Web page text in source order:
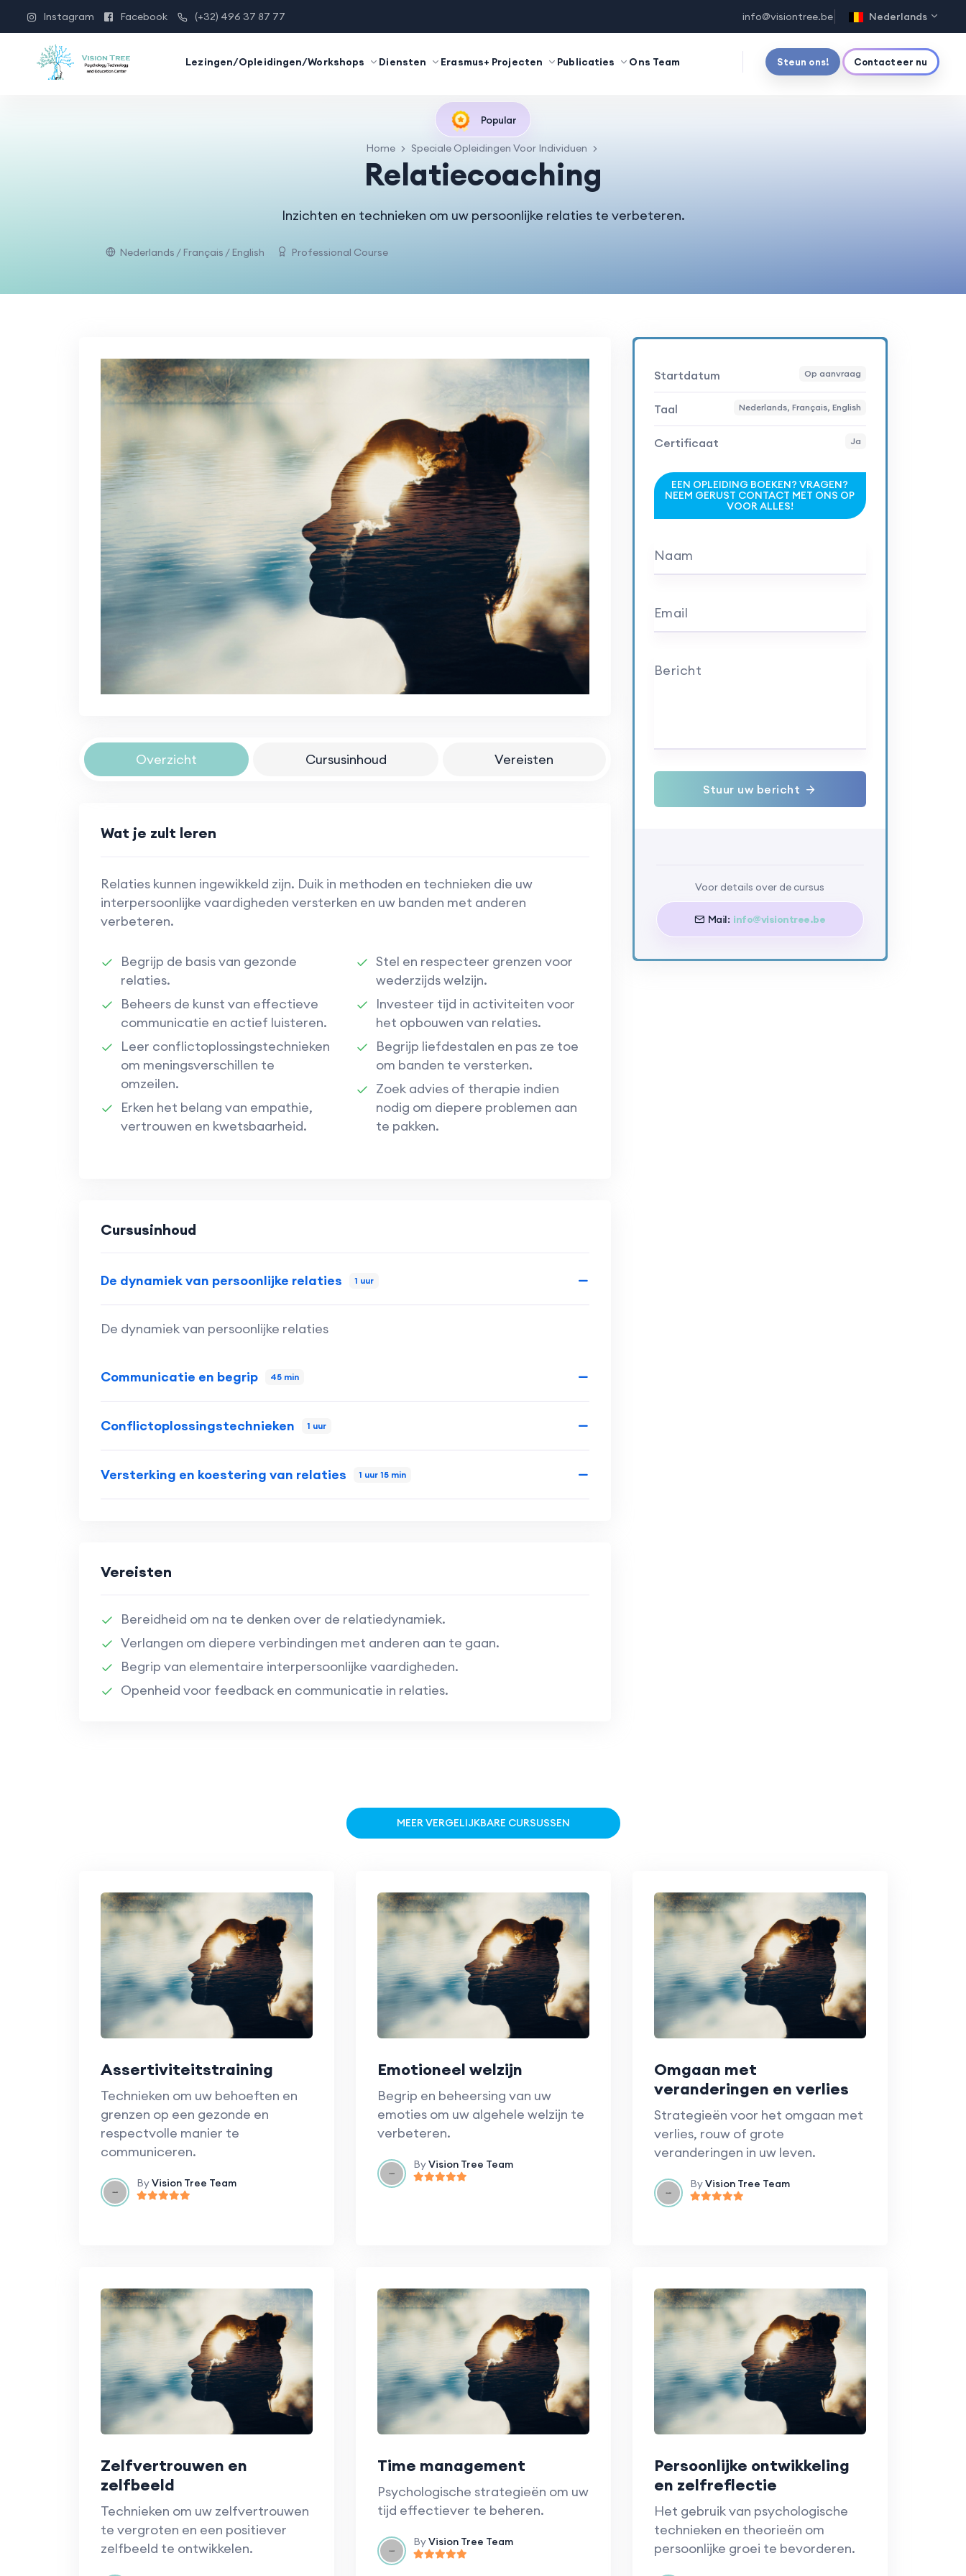
Instagram Facebook (+32) 496 37 87 77 info@visiontree.be Nederlands
Lezingen/Opleidingen/Workshops Diensten Erasmus+ Projecten Publicaties Ons Team Steun ons! Contacteer nu
Popular
Home Speciale Opleidingen Voor Individuen
Relatiecoaching
Inzichten en technieken om uw persoonlijke relaties te verbeteren.
Nederlands / Français / English Professional Course
Overzicht Cursusinhoud Vereisten
Wat je zult leren
Relaties kunnen ingewikkeld zijn. Duik in methoden en technieken die uw
interpersoonlijke vaardigheden versterken en uw banden met anderen
verbeteren.
Begrijp de basis van gezonde
relaties.
Beheers de kunst van effectieve
communicatie en actief luisteren.
Leer conflictoplossingstechnieken
om meningsverschillen te
omzeilen.
Erken het belang van empathie,
vertrouwen en kwetsbaarheid.
Stel en respecteer grenzen voor
wederzijds welzijn.
Investeer tijd in activiteiten voor
het opbouwen van relaties.
Begrijp liefdestalen en pas ze toe
om banden te versterken.
Zoek advies of therapie indien
nodig om diepere problemen aan
te pakken.
Cursusinhoud
De dynamiek van persoonlijke relaties 1 uur
De dynamiek van persoonlijke relaties
Communicatie en begrip 45 min
Conflictoplossingstechnieken 1 uur
Versterking en koestering van relaties 1 uur 15 min
Vereisten
Bereidheid om na te denken over de relatiedynamiek.
Verlangen om diepere verbindingen met anderen aan te gaan.
Begrip van elementaire interpersoonlijke vaardigheden.
Openheid voor feedback en communicatie in relaties.
Startdatum Op aanvraag
Taal Nederlands, Français, English
Certificaat Ja
EEN OPLEIDING BOEKEN? VRAGEN?
NEEM GERUST CONTACT MET ONS OP
VOOR ALLES!
Naam
Email
Bericht
Stuur uw bericht
Voor details over de cursus
Mail: info@visiontree.be
MEER VERGELIJKBARE CURSUSSEN
Assertiviteitstraining
Technieken om uw behoeften en
grenzen op een gezonde en
respectvolle manier te
communiceren.
ByVision Tree Team
Emotioneel welzijn
Begrip en beheersing van uw
emoties om uw algehele welzijn te
verbeteren.
ByVision Tree Team
Omgaan met
veranderingen en verlies
Strategieën voor het omgaan met
verlies, rouw of grote
veranderingen in uw leven.
ByVision Tree Team
Zelfvertrouwen en
zelfbeeld
Technieken om uw zelfvertrouwen
te vergroten en een positiever
zelfbeeld te ontwikkelen.
Time management
Psychologische strategieën om uw
tijd effectiever te beheren.
ByVision Tree Team
Persoonlijke ontwikkeling
en zelfreflectie
Het gebruik van psychologische
technieken en theorieën om
persoonlijke groei te bevorderen.